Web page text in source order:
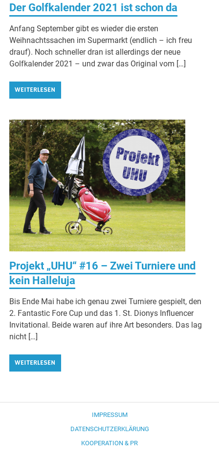
Der Golfkalender 2021 ist schon da
Anfang September gibt es wieder die ersten
Weihnachtssachen im Supermarkt (endlich – ich freu
drauf). Noch schneller dran ist allerdings der neue
Golfkalender 2021 – und zwar das Original vom […]
WEITERLESEN
Projekt „UHU“ #16 – Zwei Turniere und
kein Halleluja
Bis Ende Mai habe ich genau zwei Turniere gespielt, den
2. Fantastic Fore Cup und das 1. St. Dionys Influencer
Invitational. Beide waren auf ihre Art besonders. Das lag
nicht […]
WEITERLESEN
IMPRESSUM
DATENSCHUTZERKLÄRUNG
KOOPERATION & PR